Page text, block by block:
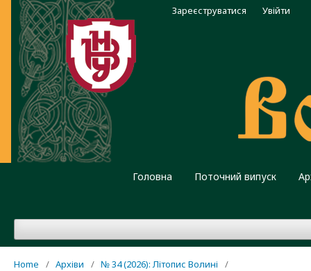
Головна Поточний випуск
Зареєструватися Увійти
Home / Архіви / № 34 (2026): Літопис Волині
/